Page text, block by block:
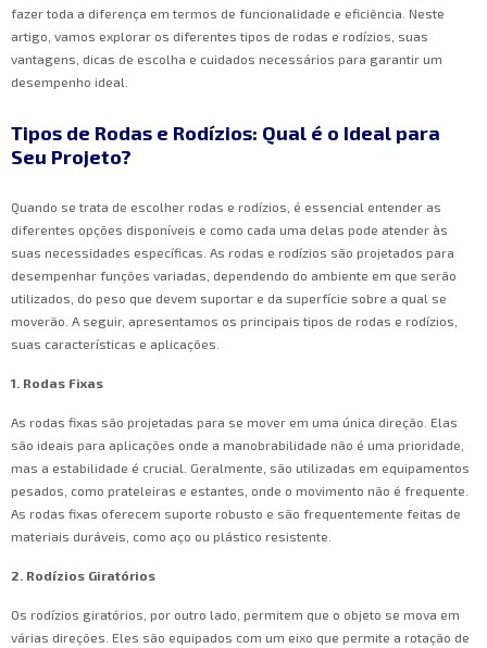
fazer toda a diferença em termos de funcionalidade e eficiência. Neste
artigo, vamos explorar os diferentes tipos de rodas e rodízios, suas
vantagens, dicas de escolha e cuidados necessários para garantir um
desempenho ideal.
Tipos de Rodas e Rodízios: Qual é o Ideal para
Seu Projeto?
Quando se trata de escolher rodas e rodízios, é essencial entender as
diferentes opções disponíveis e como cada uma delas pode atender às
suas necessidades específicas. As rodas e rodízios são projetados para
desempenhar funções variadas, dependendo do ambiente em que serão
utilizados, do peso que devem suportar e da superfície sobre a qual se
moverão. A seguir, apresentamos os principais tipos de rodas e rodízios,
suas características e aplicações.
1. Rodas Fixas
As rodas fixas são projetadas para se mover em uma única direção. Elas
são ideais para aplicações onde a manobrabilidade não é uma prioridade,
mas a estabilidade é crucial. Geralmente, são utilizadas em equipamentos
pesados, como prateleiras e estantes, onde o movimento não é frequente.
As rodas fixas oferecem suporte robusto e são frequentemente feitas de
materiais duráveis, como aço ou plástico resistente.
2. Rodízios Giratórios
Os rodízios giratórios, por outro lado, permitem que o objeto se mova em
várias direções. Eles são equipados com um eixo que permite a rotação de